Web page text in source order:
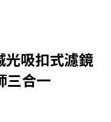
吸扣式濾鏡
三合一